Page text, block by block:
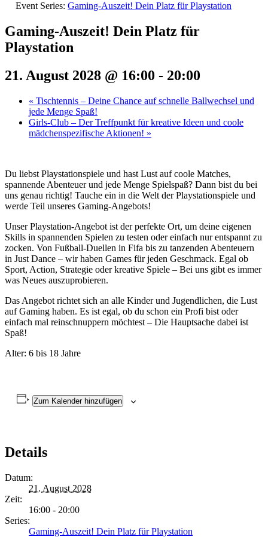
Event Series: Gaming-Auszeit! Dein Platz für Playstation
Gaming-Auszeit! Dein Platz für
Playstation
21. August 2028 @ 16:00 - 20:00
« Tischtennis – Deine Chance auf schnelle Ballwechsel und
jede Menge Spaß!
Girls-Club – Der Treffpunkt für kreative Ideen und coole
mädchenspezifische Aktionen! »
Du liebst Playstationspiele und hast Lust auf coole Matches,
spannende Abenteuer und jede Menge Spielspaß? Dann bist du bei
uns genau richtig! Tauche ein in die Welt der Playstationspiele und
werde Teil unseres Gaming-Angebots!
Unser Playstation-Angebot ist der perfekte Ort, um deine eigenen
Skills in spannenden Spielen zu testen oder einfach nur entspannt zu
zocken. Von Fußball-Duellen in Fifa bis zu tanzenden Abenteuern
in Just Dance – wir haben Games für jeden Geschmack. Egal ob
Sport, Action, Strategie oder kreative Spiele – Bei uns gibt es immer
was Neues auszuprobieren.
Das Angebot richtet sich an alle Kinder und Jugendlichen, die Lust
auf Gaming haben. Es ist egal, ob du schon ein Profi bist oder
einfach mal reinschnuppern möchtest – Die Hauptsache dabei ist
Spaß!
Alter: 6 bis 18 Jahre
Zum Kalender hinzufügen
Details
Datum:
21. August 2028
Zeit:
16:00 - 20:00
Series:
Gaming-Auszeit! Dein Platz für Playstation